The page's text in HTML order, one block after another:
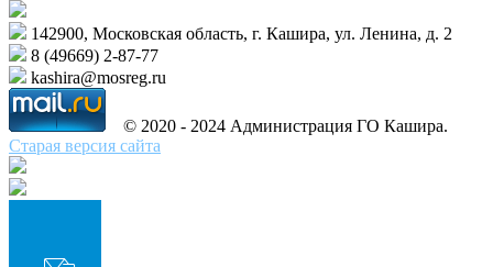
142900, Московская область, г. Кашира, ул. Ленина, д. 2
8 (49669) 2-87-77
kashira@mosreg.ru
© 2020 - 2024 Администрация ГО Кашира.
Старая версия сайта